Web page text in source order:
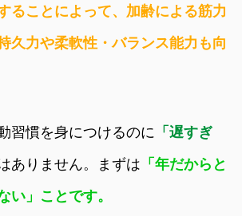
ることによって、加齢による筋力
久力や柔軟性・バランス能力も向
習慣を身につけるのに 「遅すぎ
ありません。まずは 「年だからと
い」
ことです。